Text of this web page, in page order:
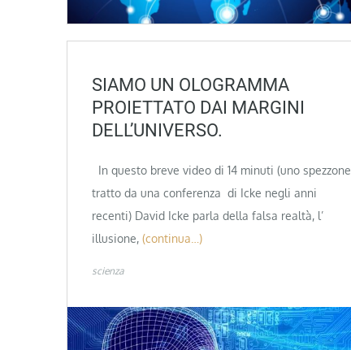
SIAMO UN OLOGRAMMA
PROIETTATO DAI MARGINI
DELL’UNIVERSO.
In questo breve video di 14 minuti (uno spezzone
tratto da una conferenza di Icke negli anni
recenti) David Icke parla della falsa realtà, l’
illusione, (continua…)
scienza